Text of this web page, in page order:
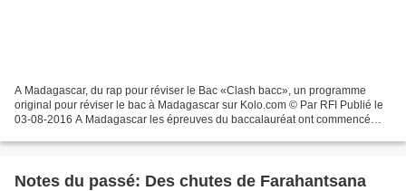
A Madagascar, du rap pour réviser le Bac «Clash bacc», un programme
original pour réviser le bac à Madagascar sur Kolo.com © Par RFI Publié le
03-08-2016 A Madagascar les épreuves du baccalauréat ont commencé
Notes du passé: Des chutes de Farahantsana